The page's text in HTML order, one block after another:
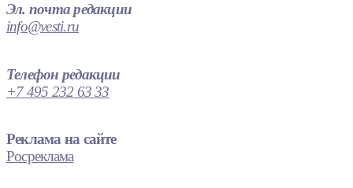
Эл. почта редакции
info@vesti.ru
Телефон редакции
+7 495 232 63 33
Реклама на сайте
Росреклама